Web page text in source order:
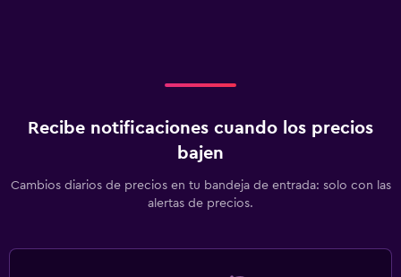
Recibe notificaciones cuando los precios
bajen
Cambios diarios de precios en tu bandeja de entrada: solo con las
alertas de precios.